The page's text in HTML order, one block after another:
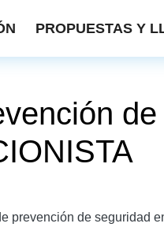
PROPUESTAS Y
de
prevención de seguridad